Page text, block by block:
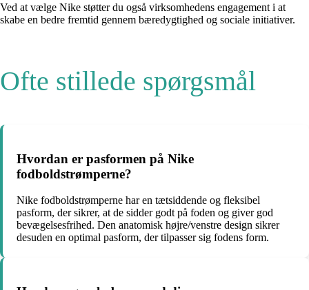
Ved at vælge Nike støtter du også virksomhedens engagement i at
skabe en bedre fremtid gennem bæredygtighed og sociale initiativer.
Ofte stillede spørgsmål
Hvordan er pasformen på Nike
fodboldstrømperne?
Nike fodboldstrømperne har en tætsiddende og fleksibel
pasform, der sikrer, at de sidder godt på foden og giver god
bevægelsesfrihed. Den anatomisk højre/venstre design sikrer
desuden en optimal pasform, der tilpasser sig fodens form.